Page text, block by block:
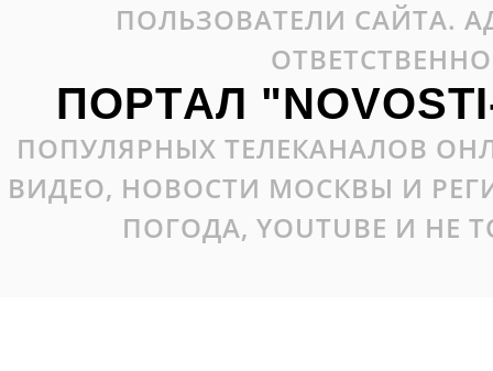
ПОЛЬЗОВАТЕЛИ САЙТА.
ПОРТАЛ
ПОПУЛЯРНЫХ ТЕЛЕКАНАЛОВ
ВИДЕО, НОВОСТИ МОСКВЫ И
ПОГОДА, YOUTUBE И